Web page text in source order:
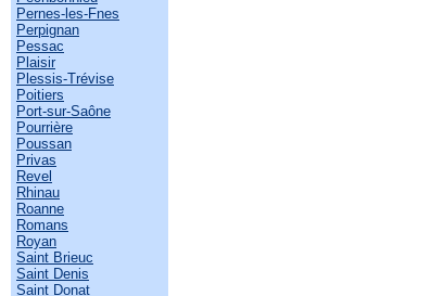
Pernes-les-Fnes
Perpignan
Pessac
Plaisir
Plessis-Trévise
Poitiers
Port-sur-Saône
Pourrière
Poussan
Privas
Revel
Rhinau
Roanne
Romans
Royan
Saint Brieuc
Saint Denis
Saint Donat